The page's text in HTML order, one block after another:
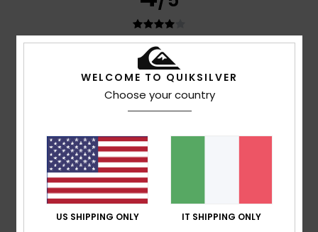
Ottimo materiale
Mostra originale - Français
Rapporto qualità-prezzo : 4
5
WELCOME TO QUIKSILVER
Choose your country
US SHIPPING ONLY IT SHIPPING ONLY